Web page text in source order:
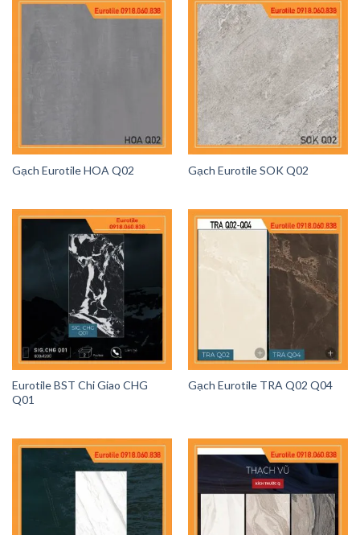
Gạch Eurotile HOA Q02 Gạch Eurotile SOK Q02
Eurotile BST Chi Giao CHG
Q01
Gạch Eurotile TRA Q02 Q04